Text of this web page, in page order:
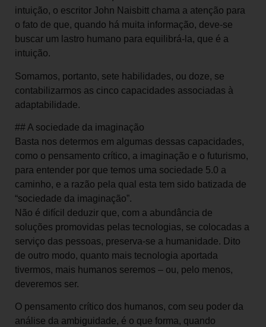
intuição, o escritor John Naisbitt chama a atenção para
o fato de que, quando há muita informação, deve-se
buscar um lastro humano para equilibrá-la, que é a
intuição.
Somamos, portanto, sete habilidades, ou doze, se
contabilizarmos as cinco capacidades associadas à
adaptabilidade.
## A sociedade da imaginação
Basta nos determos em algumas dessas capacidades,
como o pensamento crítico, a imaginação e o futurismo,
para entender por que temos uma sociedade 5.0 a
caminho, e a razão pela qual esta tem sido batizada de
“sociedade da imaginação”.
Não é difícil deduzir que, com a abundância de
soluções promovidas pelas tecnologias, se colocadas a
serviço das pessoas, preserva-se a humanidade. Dito
de outro modo, quanto mais tecnologia aportada
tivermos, mais humanos seremos – ou, pelo menos,
deveremos ser.
O pensamento crítico dos humanos, com seu poder da
análise da ambiguidade, é o que forma, quando